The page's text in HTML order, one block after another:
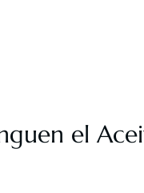
el